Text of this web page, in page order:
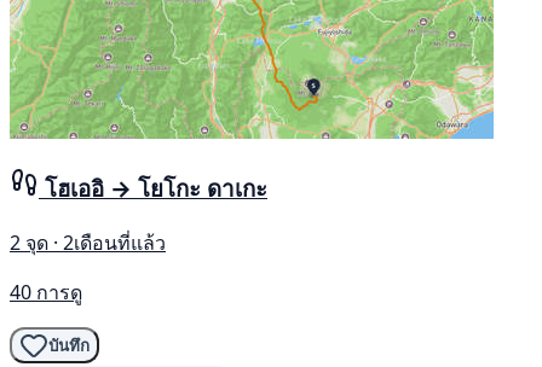
โฮเออิ → โยโกะ ดาเกะ
2 จุด · 2เดือนที่แล้ว
40 การดู
บันทึก